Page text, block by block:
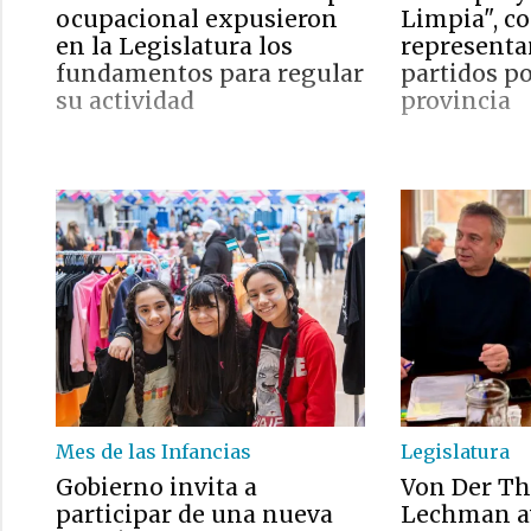
ocupacional expusieron
en la Legislatura los
fundamentos para regular
su actividad
Limpia",
partidos
provincia
Mes de las Infancias
Gobierno invita a
participar de una nueva
Legislatura
Von Der
Lechman